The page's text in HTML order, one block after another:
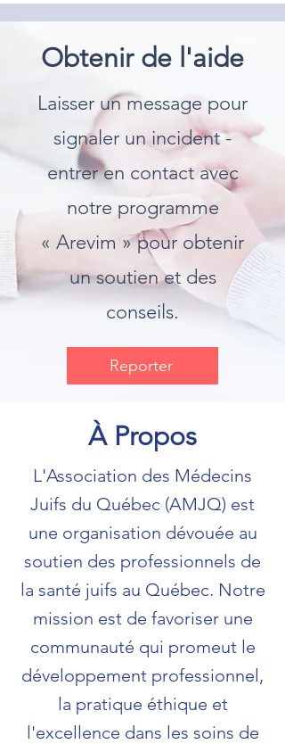
Obtenir de l'aide
Laisser un message pour
signaler un incident -
entrer en contact avec
notre programme
« Arevim » pour obtenir
un soutien et des
conseils.
Reporter
À Propos
L'Association des Médecins
Juifs du Québec (AMJQ) est
une organisation dévouée au
soutien des professionnels de
la santé juifs au Québec. Notre
mission est de favoriser une
communauté qui promeut le
développement professionnel,
la pratique éthique et
l'excellence dans les soins de